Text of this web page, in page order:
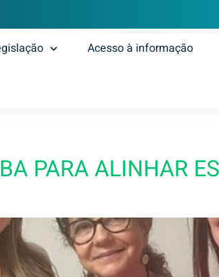
Acesso à informação
PARA ALINHAR